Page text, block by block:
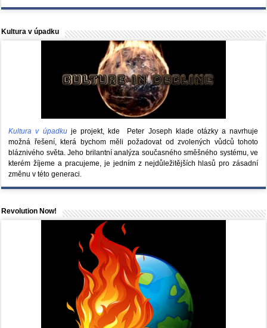
Kultura v úpadku
Kultura v úpadkuje projekt, kde Peter Joseph klade otázky a navrhuje
možná řešení, která bychom měli požadovat od zvolených vůdců tohoto
bláznivého světa. Jeho brilantní analýza současného směšného systému, ve
kterém žíjeme a pracujeme, je jedním z nejdůležitějších hlasů pro zásadní
změnu v této generaci.
Revolution Now!